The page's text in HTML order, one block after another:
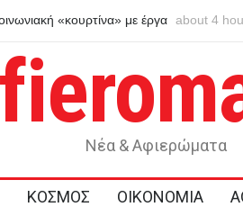
αγάπη για τους γονείς του about 4
Νέα & Αφιερώματα
ΚΟΣΜΟΣ ΟΙΚΟΝΟΜΙΑ